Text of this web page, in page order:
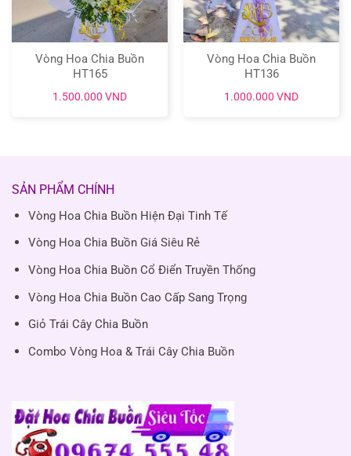
Vòng Hoa Chia Buồn
HT165
1.500.000 VND
Vòng Hoa Chia Buồn
HT136
1.000.000 VND
SẢN PHẨM CHÍNH
Vòng Hoa Chia Buồn Hiện Đại Tinh Tế
Vòng Hoa Chia Buồn Giá Siêu Rẻ
Vòng Hoa Chia Buồn Cổ Điển Truyền Thống
Vòng Hoa Chia Buồn Cao Cấp Sang Trọng
Giỏ Trái Cây Chia Buồn
Combo Vòng Hoa & Trái Cây Chia Buồn